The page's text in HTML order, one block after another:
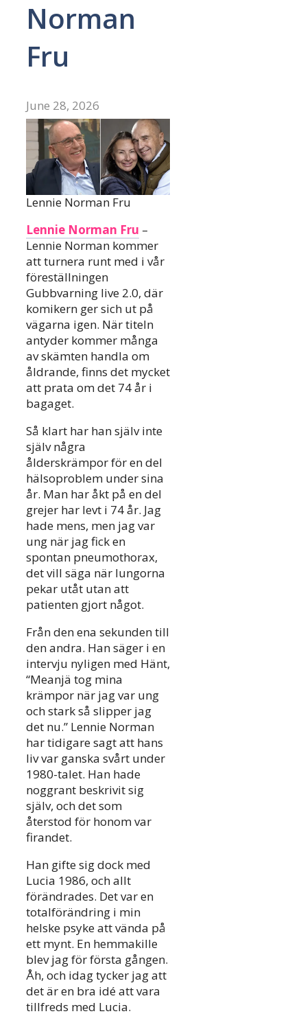
Norman
Fru
June 28, 2026
Lennie Norman Fru
Lennie Norman Fru –
Lennie Norman kommer
att turnera runt med i vår
föreställningen
Gubbvarning live 2.0, där
komikern ger sich ut på
vägarna igen. När titeln
antyder kommer många
av skämten handla om
åldrande, finns det mycket
att prata om det 74 år i
bagaget.
Så klart har han själv inte
själv några
ålderskrämpor för en del
hälsoproblem under sina
år. Man har åkt på en del
grejer har levt i 74 år. Jag
hade mens, men jag var
ung när jag fick en
spontan pneumothorax,
det vill säga när lungorna
pekar utåt utan att
patienten gjort något.
Från den ena sekunden till
den andra. Han säger i en
intervju nyligen med Hänt,
“Meanjä tog mina
krämpor när jag var ung
och stark så slipper jag
det nu.” Lennie Norman
har tidigare sagt att hans
liv var ganska svårt under
1980-talet. Han hade
noggrant beskrivit sig
själv, och det som
återstod för honom var
firandet.
Han gifte sig dock med
Lucia 1986, och allt
förändrades. Det var en
totalförändring i min
helske psyke att vända på
ett mynt. En hemmakille
blev jag för första gången.
Åh, och idag tycker jag att
det är en bra idé att vara
tillfreds med Lucia.